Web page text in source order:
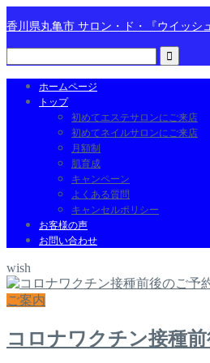
香川県丸亀市 サロン・ド・『ウイッシ
ホームページ
トップ
初めてエステサロンにご来店
初めてネイルサロンにご来店
月額制
肌育成
キャンペーン
よくある質問
キャンセルポリシー
お客様の声
お問い合わせ
wish
ご案内
コロナワクチン接種